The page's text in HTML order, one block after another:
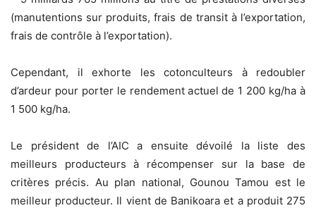
(manutentions sur produits, frais de transit à l’exportation,
frais de contrôle à l’exportation).
Cependant, il exhorte les cotonculteurs à redoubler
d’ardeur pour porter le rendement actuel de 1 200 kg/ha à
1 500 kg/ha.
Le président de l’AIC a ensuite dévoilé la liste des
meilleurs producteurs à récompenser sur la base de
critères précis. Au plan national, Gounou Tamou est le
meilleur producteur. Il vient de Banikoara et a produit 275